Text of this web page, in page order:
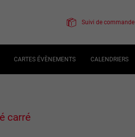
Suivi de commande
CARTES ÉVÈNEMENTS CALENDRIERS
carré